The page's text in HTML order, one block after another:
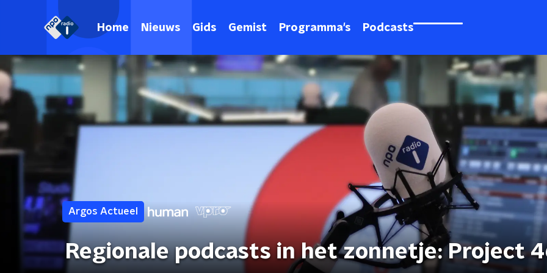
Home Nieuws Gids Gemist Programma's Podcasts
Argos Actueel
Regionale podcasts in het zonnetje: Project